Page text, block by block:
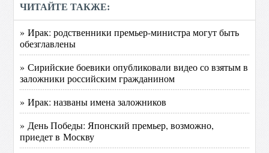
ЧИТАЙТЕ ТАКЖЕ:
» Ирак: родственники премьер-министра могут быть
обезглавлены
» Сирийские боевики опубликовали видео со взятым в
заложники российским гражданином
» Ирак: названы имена заложников
» День Победы: Японский премьер, возможно,
приедет в Москву